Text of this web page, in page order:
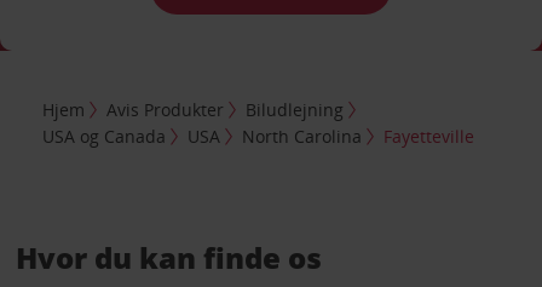
Hjem Avis Produkter
Biludlejning
USA og Canada
USA North Carolina Fayetteville
Hvor du kan finde os